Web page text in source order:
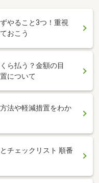
やること3つ！重視
おこう
ら払う？金額の目
について
法や軽減措置をわか
チェックリスト 順番